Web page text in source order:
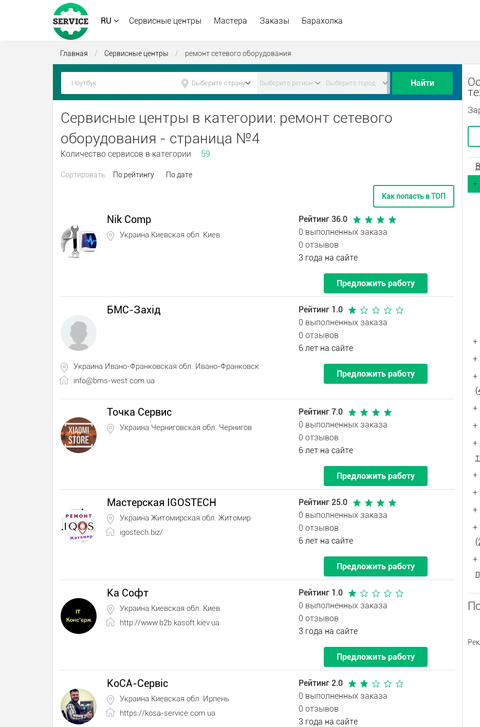
RU Сервисные центры Мастера Заказы Барахолка
Главная / Сервисные центры / ремонт сетевого оборудования
Найти
Сервисные центры в категории: ремонт сетевого
оборудования - страница №4
Количество сервисов в категории 59
Сортировать: По рейтингу По дате
Как попасть в ТОП
Nik Comp
Украина Киевская обл. Киев
Рейтинг 36.0
0 выполненных заказа
0 отзывов
3 года на сайте
Предложить работу
БМС-Захід
Украина Ивано-Франковская обл. Ивано-Франковск
info@bms-west.com.ua
Рейтинг 1.0
0 выполненных заказа
0 отзывов
6 лет на сайте
Предложить работу
Точка Сервис
Украина Черниговская обл. Чернигов
Рейтинг 7.0
0 выполненных заказа
0 отзывов
6 лет на сайте
Предложить работу
Мастерская IGOSTECH
Украина Житомирская обл. Житомир
igostech.biz/
Рейтинг 25.0
0 выполненных заказа
0 отзывов
6 лет на сайте
Предложить работу
Ка Софт
Украина Киевская обл. Киев
http://www.b2b.kasoft.kiev.ua
Рейтинг 1.0
0 выполненных заказа
0 отзывов
3 года на сайте
Предложить работу
КоСА-Сервіс
Украина Киевская обл. Ирпень
https://kosa-service.com.ua
Рейтинг 2.0
0 выполненных заказа
0 отзывов
3 года на сайте
+
+
+
+
+
+
+
+
+
+
+
+